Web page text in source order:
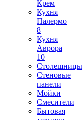
Крем
Кухня
Палермо
8
Кухня
Аврора
10
Столешницы
Стеновые
панели
Мойки
Смесители
Бытовая